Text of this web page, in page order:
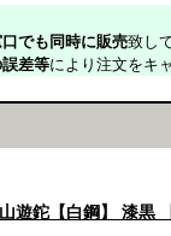
でも同時に販売致し
差等により注文をキ
遊鉈【白鋼】 漆黒